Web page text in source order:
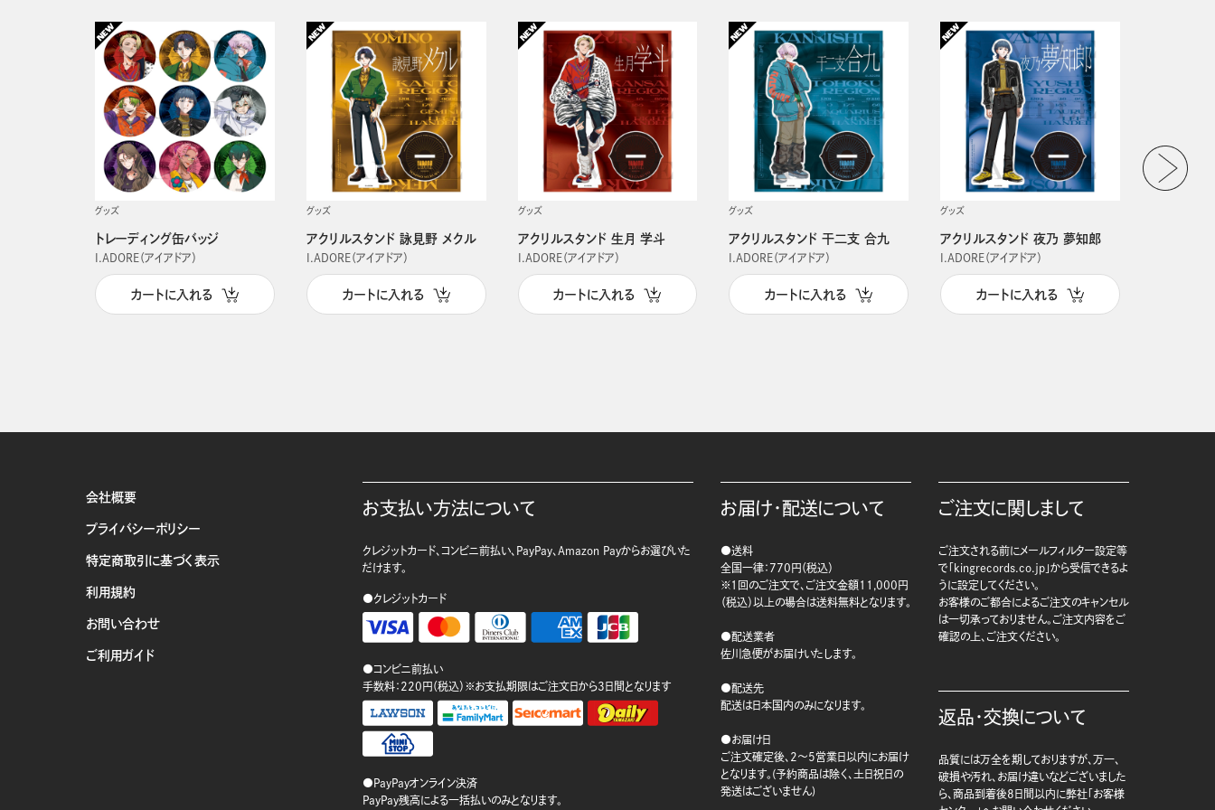
グッズ
トレーディング缶バッジ
I.ADORE（アイアドア）
カートに入れる
グッズ
アクリルスタンド 詠見野 メクル
I.ADORE（アイアドア）
カートに入れる
グッズ
アクリルスタンド 生月 学斗
I.ADORE（アイアドア）
カートに入れる
グッズ
アクリルスタンド 干二支 合九
I.ADORE（アイアドア）
カートに入れる
グッズ
アクリルスタンド 夜乃 夢知郎
I.ADORE（アイアドア）
カートに入れる
会社概要
プライバシーポリシー
特定商取引に基づく表示
利用規約
お問い合わせ
ご利用ガイド
お支払い方法について
クレジットカード、コンビニ前払い、PayPay、Amazon Payからお選びいた
だけます。
●クレジットカード
●コンビニ前払い
手数料：220円（税込）※お支払期限はご注文日から3日間となります
●PayPayオンライン決済
PayPay残高による一括払いのみとなります。
お届け・配送について
●送料
全国一律：770円（税込）
※1回のご注文で、ご注文金額11,000円
（税込）以上の場合は送料無料となります。
●配送業者
佐川急便がお届けいたします。
●配送先
配送は日本国内のみになります。
●お届け日
ご注文確定後、2～5営業日以内にお届け
となります。(予約商品は除く、土日祝日の
発送はございません)
ご注文に関しまして
ご注文される前にメールフィルター設定等
で「kingrecords.co.jp」から受信できるよ
うに設定してください。
お客様のご都合によるご注文のキャンセル
は一切承っておりません。ご注文内容をご
確認の上、ご注文ください。
返品・交換について
品質には万全を期しておりますが、万一、
破損や汚れ、お届け違いなどございました
ら、商品到着後8日間以内に弊社「お客様